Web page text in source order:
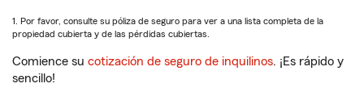
1. Por favor, consulte su póliza de seguro para ver a una lista completa de la
propiedad cubierta y de las pérdidas cubiertas.
Comience su cotización de seguro de inquilinos. ¡Es rápido y
sencillo!